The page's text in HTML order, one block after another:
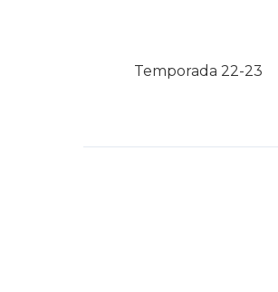
Temporada 22-23